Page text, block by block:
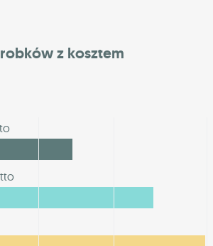
z kosztem